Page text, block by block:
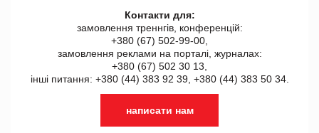
Контакти для:
замовлення треннгів, конференцій:
+380 (67) 502-99-00,
замовлення реклами на порталі, журналах:
+380 (67) 502 30 13,
інші питання: +380 (44) 383 92 39, +380 (44) 383 50 34.
написати нам